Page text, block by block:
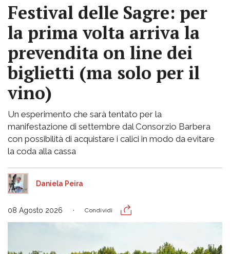
Festival delle Sagre: per
la prima volta arriva la
prevendita on line dei
biglietti (ma solo per il
vino)
Un esperimento che sarà tentato per la
manifestazione di settembre dal Consorzio Barbera
con possibilità di acquistare i calici in modo da evitare
la coda alla cassa
Daniela Peira
08 Agosto 2026 Condividi